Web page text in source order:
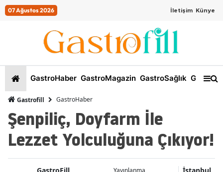
07 Ağustos 2026 İletişim Künye
GastroHaber GastroMagazin GastroSağlık
Gastrofill GastroHaber
Şenpiliç, Doyfarm İle
Lezzet Yolculuğuna Çıkıyor!
Yayınlanma